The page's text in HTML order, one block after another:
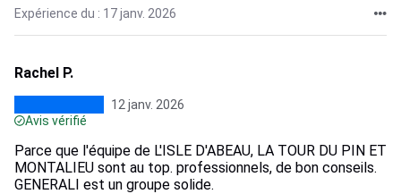
Expérience du : 17 janv. 2026
Rachel P.
12 janv. 2026
Avis vérifié
Parce que l'équipe de L'ISLE D'ABEAU, LA TOUR DU PIN ET
MONTALIEU sont au top. professionnels, de bon conseils.
GENERALI est un groupe solide.